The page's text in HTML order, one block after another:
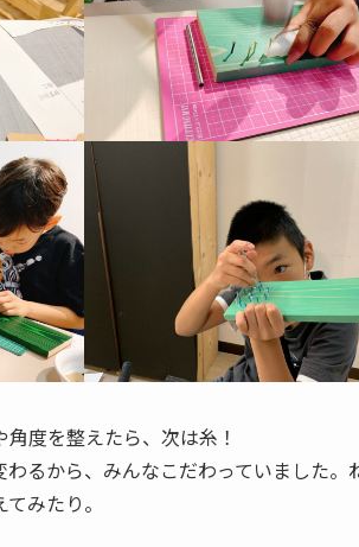
度を整えたら、次は糸！
るから、みんなこだわっていました
みたり。